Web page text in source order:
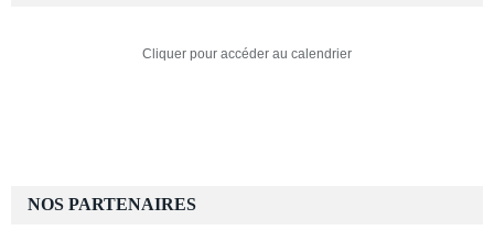
Cliquer pour accéder au calendrier
NOS PARTENAIRES